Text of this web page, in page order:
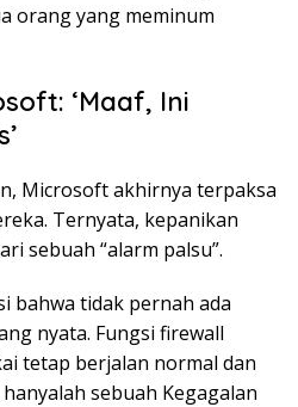
orang yang meminum
‘Maaf, Ini
Microsoft akhirnya terpaksa
Ternyata, kepanikan
sebuah “alarm palsu”.
bahwa tidak pernah ada
nyata. Fungsi firewall
tetap berjalan normal dan
sebuah Kegagalan